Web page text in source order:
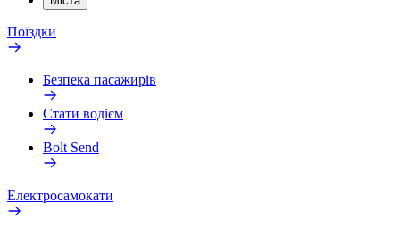
Поїздки
Безпека пасажирів
Стати водієм
Bolt Send
Електросамокати